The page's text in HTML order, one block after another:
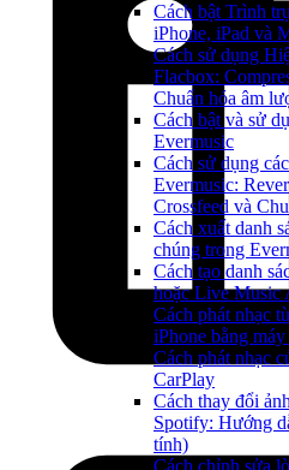
Cách bật Trình
iPhone, iPad và
Cách sử dụng
Flacbox:
Chuẩn hóa âm
Cách bật và sử
Evermusic
Cách sử dụng
Evermusic:
Crossfeed và
Cách xuất danh
chúng trong
Cách tạo danh
hoặc Live Music
Cách phát nhạc
iPhone bằng
Cách phát nhạc
CarPlay
Cách thay đổi
Spotify: Hướng
tính)
Cách chỉnh sửa